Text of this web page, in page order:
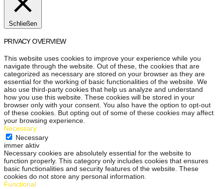
Schließen
PRIVACY OVERVIEW
This website uses cookies to improve your experience while you
navigate through the website. Out of these, the cookies that are
categorized as necessary are stored on your browser as they are
essential for the working of basic functionalities of the website. We
also use third-party cookies that help us analyze and understand
how you use this website. These cookies will be stored in your
browser only with your consent. You also have the option to opt-out
of these cookies. But opting out of some of these cookies may affect
your browsing experience.
Necessary
Necessary
immer aktiv
Necessary cookies are absolutely essential for the website to
function properly. This category only includes cookies that ensures
basic functionalities and security features of the website. These
cookies do not store any personal information.
Functional